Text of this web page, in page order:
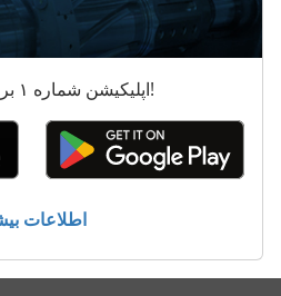
اپلیکیشن شماره ۱ برای ماشین‌آلات دست دوم!
اطلاعات